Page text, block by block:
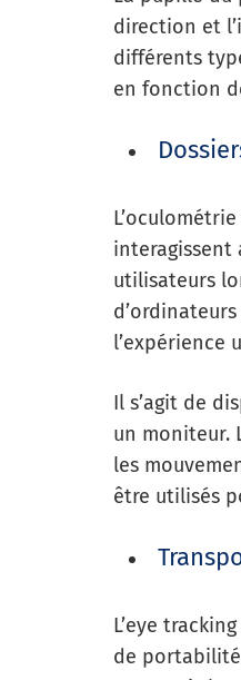
direction et
différents
en fonction
interagissent
utilisateurs
l’expérience
Il s’agit de
un moniteur.
les
être utilisés
L’eye
de